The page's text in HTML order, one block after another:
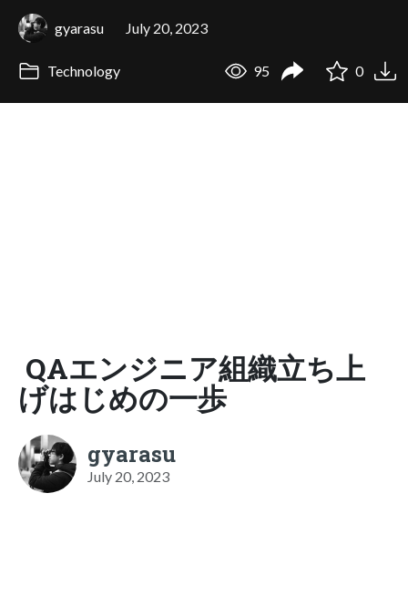
gyarasu July 20, 2023
Technology 95 0
QAエンジニア組織立ち上
げはじめの一歩
gyarasu
July 20, 2023